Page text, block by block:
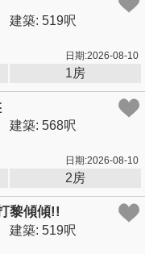
建築: 519呎
日期:2026-08-10
1房
建築: 568呎
日期:2026-08-10
2房
黎傾傾!!
建築: 519呎